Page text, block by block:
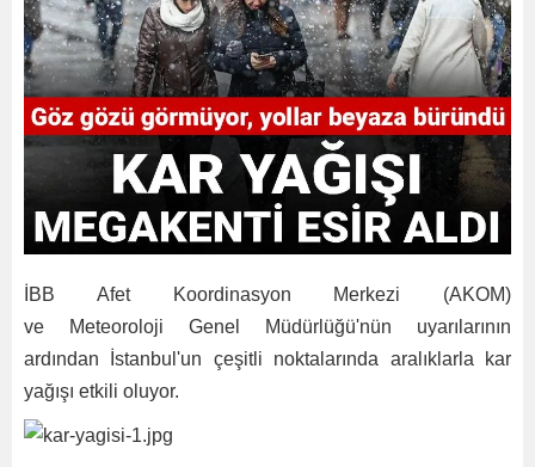
İBB Afet Koordinasyon Merkezi (AKOM)
ve Meteoroloji Genel Müdürlüğü'nün uyarılarının
ardından İstanbul'un çeşitli noktalarında aralıklarla kar
yağışı etkili oluyor.